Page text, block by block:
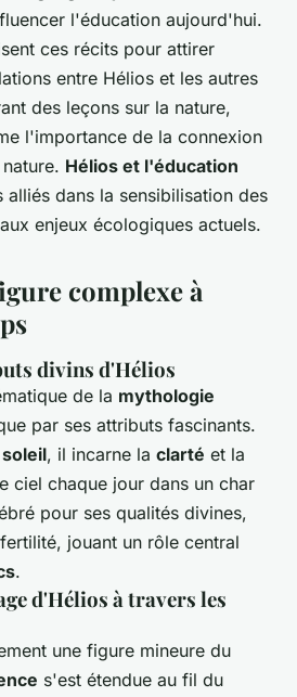
l'éducation aujourd'hui.
ces récits pour attirer
entre Hélios et les autres
des leçons sur la nature,
l'importance de la connexion
Hélios et l'éducation
alliés dans la sensibilisation des
enjeux écologiques actuels.
complexe à
divins d'Hélios
de la mythologie
par ses attributs fascinants.
, il incarne la clarté et la
ciel chaque jour dans un char
pour ses qualités divines,
jouant un rôle central
.
d'Hélios à travers les
une figure mineure du
s'est étendue au fil du